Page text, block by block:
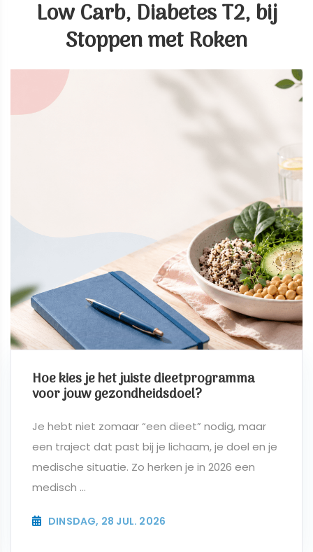
Low Carb, Diabetes T2, bij
Stoppen met Roken
Hoe kies je het juiste dieetprogramma
voor jouw gezondheidsdoel?
Je hebt niet zomaar “een dieet” nodig, maar
een traject dat past bij je lichaam, je doel en je
medische situatie. Zo herken je in 2026 een
medisch ...
DINSDAG, 28 JUL. 2026